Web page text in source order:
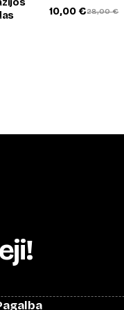
28,00€
Original
10,00€Current